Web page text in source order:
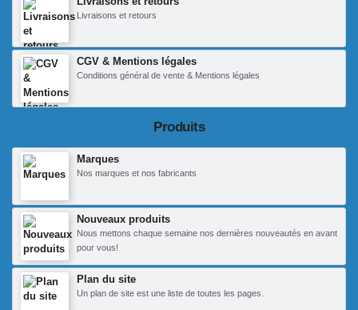
Livraisons et retours
CGV & Mentions légales
Conditions général de vente & Mentions légales
Produits
Marques
Nos marques et nos fabricants
Nouveaux produits
Nous mettons chaque semaine nos dernières nouveautés en avant
pour vous!
Plan du site
Un plan de site est une liste de toutes les pages.